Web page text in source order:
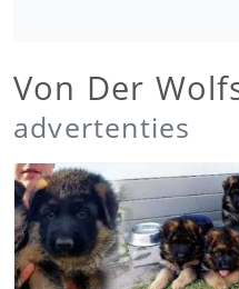
Von Der
advertenties